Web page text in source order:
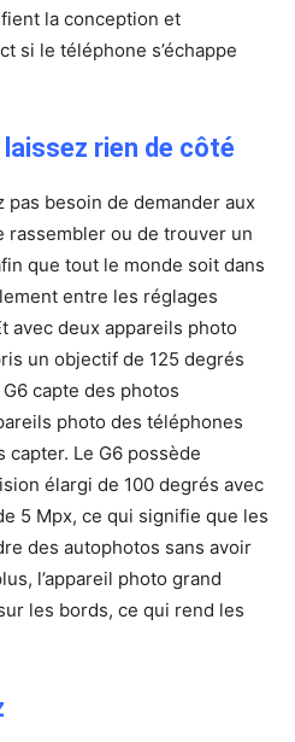
la conception et
si le téléphone s’échappe
rien de côté
pas besoin de demander aux
rassembler ou de trouver un
que tout le monde soit dans
entre les réglages
avec deux appareils photo
un objectif de 125 degrés
capte des photos
photo des téléphones
capter. Le G6 possède
élargi de 100 degrés avec
5 Mpx, ce qui signifie que les
des autophotos sans avoir
l’appareil photo grand
les bords, ce qui rend les